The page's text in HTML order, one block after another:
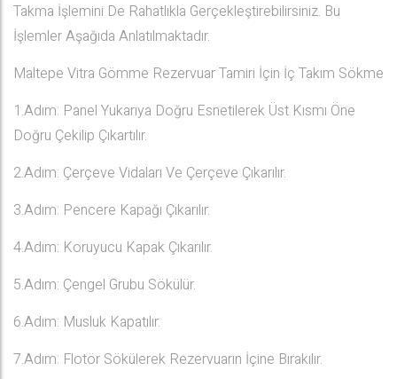
Takma İşlemini De Rahatlıkla Gerçekleştirebilirsiniz. Bu
İşlemler Aşağıda Anlatılmaktadır.
Maltepe Vitra Gömme Rezervuar Tamiri İçin İç Takım Sökme
1.Adım: Panel Yukarıya Doğru Esnetilerek Üst Kısmı Öne
Doğru Çekilip Çıkartılır.
2.Adım: Çerçeve Vidaları Ve Çerçeve Çıkarılır.
3.Adım: Pencere Kapağı Çıkarılır.
4.Adım: Koruyucu Kapak Çıkarılır.
5.Adım: Çengel Grubu Sökülür.
6.Adım: Musluk Kapatılır.
7.Adım: Flotör Sökülerek Rezervuarın İçine Bırakılır.